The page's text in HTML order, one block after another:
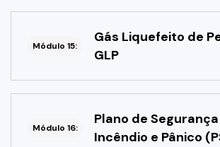
Módulo 15:
Gás Liquefeito de
GLP
Módulo 16:
Plano de
Incêndio e Pânico